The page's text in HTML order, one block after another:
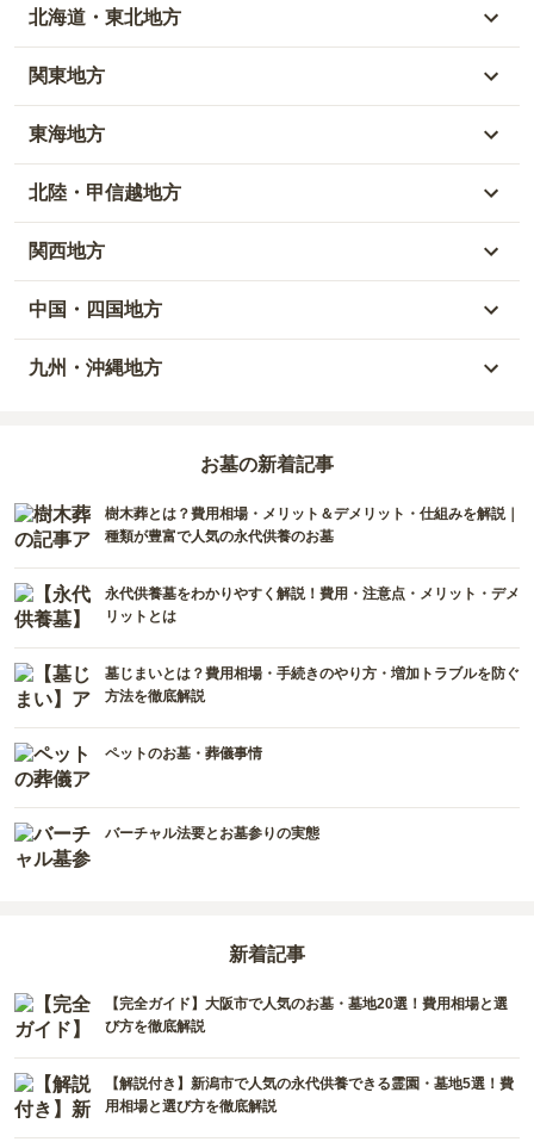
北海道・東北地方
北海道
青森県
秋田県
山形県
宮城県
関東地方
東京都
神奈川県
埼玉県
茨城県
東海地方
愛知県
岐阜県
静岡県
北陸・甲信越地方
富山県
石川県
福井県
長野県
関西地方
大阪府
兵庫県
奈良県
和歌山県
中国・四国地方
岡山県
島根県
香川県
愛媛県
徳島県
九州・沖縄地方
宮崎県
佐賀県
長崎県
鹿児島県
お墓の新着記事
樹木葬とは？費用相場・メリット＆デメリット・仕組みを解説｜
種類が豊富で人気の永代供養のお墓
永代供養墓をわかりやすく解説！費用・注意点・メリット・デメ
リットとは
墓じまいとは？費用相場・手続きのやり方・増加トラブルを防ぐ
方法を徹底解説
ペットのお墓・葬儀事情
バーチャル法要とお墓参りの実態
新着記事
【完全ガイド】大阪市で人気のお墓・墓地20選！費用相場と選
び方を徹底解説
【解説付き】新潟市で人気の永代供養できる霊園・墓地5選！費
用相場と選び方を徹底解説